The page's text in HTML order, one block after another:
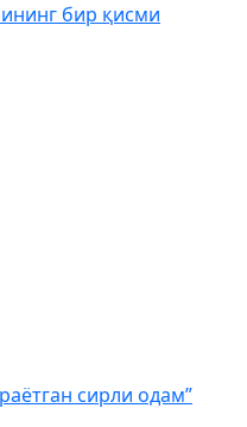
бир қисми
сирли одам”